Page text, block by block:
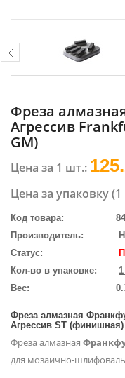
Фреза
Агрессив
GM)
Цена за 1 шт.:
Цена за упаковку
Код товара:
Производитель:
Статус:
Кол-во в упаковке:
Вес:
Фреза алмазная
Агрессив ST (финишная)
Фреза алмазная
для мозаично-